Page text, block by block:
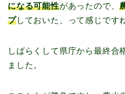
になる可能性があったので、
プしておいた、って感じです
しばらくして県庁から最終合
ました。